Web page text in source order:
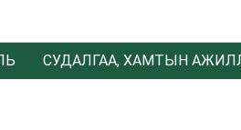
СУДАЛГАА, ХАМТЫН